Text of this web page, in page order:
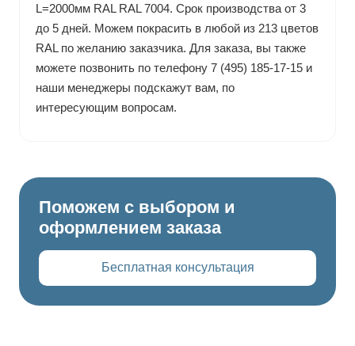
L=2000мм RAL RAL 7004. Срок производства от 3
до 5 дней. Можем покрасить в любой из 213 цветов
RAL по желанию заказчика. Для заказа, вы также
можете позвонить по телефону 7 (495) 185-17-15 и
наши менеджеры подскажут вам, по
интересующим вопросам.
Поможем с выбором и
оформлением заказа
Бесплатная консультация